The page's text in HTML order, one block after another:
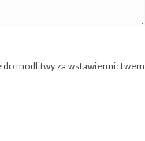
do modlitwy za wstawiennictwem